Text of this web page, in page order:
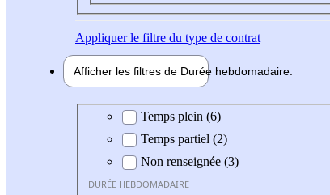
Appliquerle filtre du type de contrat
Afficher les filtres de Durée hebdomadaire
Durée hebdomadaire
Temps plein (6)
Temps partiel (2)
Non renseignée (3)
DURÉE HEBDOMADAIRE